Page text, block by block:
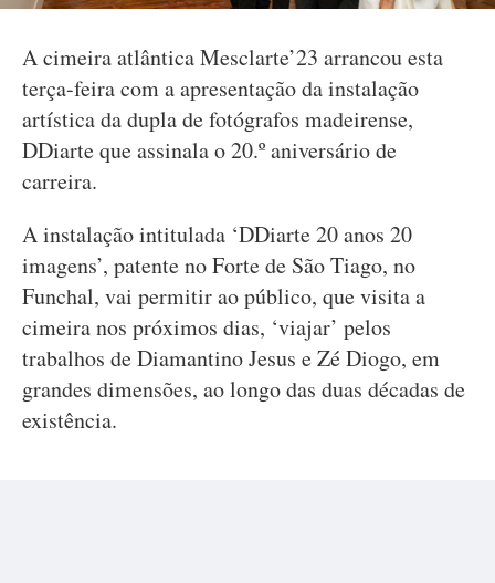
A cimeira atlântica Mesclarte’23 arrancou esta
terça-feira com a apresentação da instalação
artística da dupla de fotógrafos madeirense,
DDiarte que assinala o 20.º aniversário de
carreira.
A instalação intitulada ‘DDiarte 20 anos 20
imagens’, patente no Forte de São Tiago, no
Funchal, vai permitir ao público, que visita a
cimeira nos próximos dias, ‘viajar’ pelos
trabalhos de Diamantino Jesus e Zé Diogo, em
grandes dimensões, ao longo das duas décadas de
existência.